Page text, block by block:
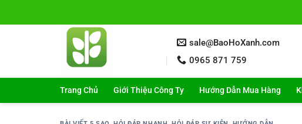
sale@BaoHoXanh.com
0965 871 759
Trang Chủ Giới Thiệu Công Ty Hướng Dẫn Mua Hàng